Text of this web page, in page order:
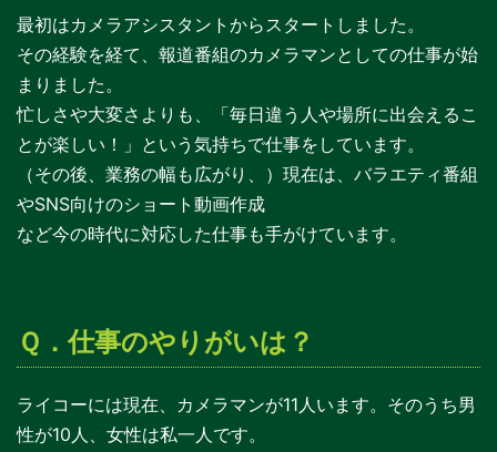
最初はカメラアシスタントからスタートしました。
その経験を経て、報道番組のカメラマンとしての仕事が始
まりました。
忙しさや大変さよりも、「毎日違う人や場所に出会えるこ
とが楽しい！」という気持ちで仕事をしています。
（その後、業務の幅も広がり、）現在は、バラエティ番組
やSNS向けのショート動画作成
など今の時代に対応した仕事も手がけています。
Ｑ．仕事のやりがいは？
ライコーには現在、カメラマンが11人います。そのうち男
性が10人、女性は私一人です。